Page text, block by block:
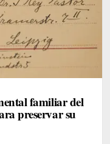
familiar del
preservar su